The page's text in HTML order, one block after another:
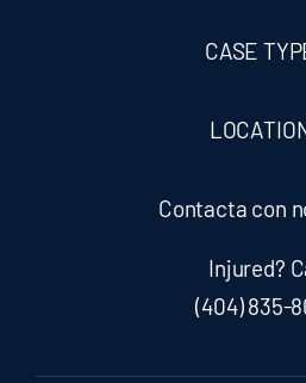
CASE
Contacta con
Injured?
(404) 835-